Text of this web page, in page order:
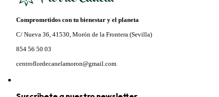
Comprometidos con tu bienestar y el planeta
C/ Nueva 36, 41530, Morón de la Frontera (Sevilla)
854 56 50 03
centroflordecanelamoron@gmail.com